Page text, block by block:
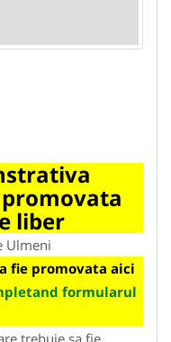
liber
Ulmeni
fie promovata aici
formularul
trebuie sa fie